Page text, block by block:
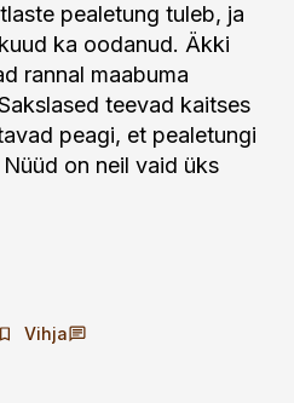
peale­tung tuleb, ja
ka oodanud. Äkki
rannal maabuma
teevad kaitses
peagi, et pealetungi
on neil vaid üks
Vihja